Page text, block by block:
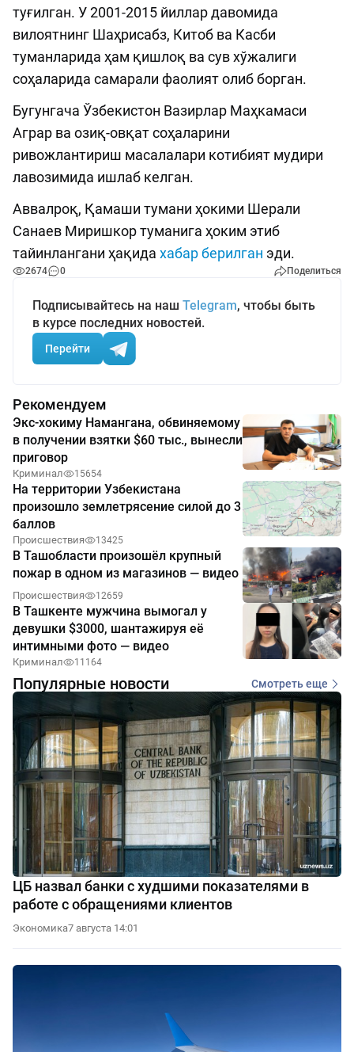
туғилган. У 2001-2015 йиллар давомида
вилоятнинг Шаҳрисабз, Китоб ва Касби
туманларида ҳам қишлоқ ва сув хўжалиги
соҳаларида самарали фаолият олиб борган.
Бугунгача Ўзбекистон Вазирлар Маҳкамаси
Aграр ва озиқ-овқат соҳаларини
ривожлантириш масалалари котибият мудири
лавозимида ишлаб келган.
Aввалроқ, Қамаши тумани ҳокими Шерали
Санаев Миришкор туманига ҳоким этиб
тайинлангани ҳақида хабар берилган эди.
2674 0 Поделиться
Подписывайтесь на наш Telegram, чтобы быть
в курсе последних новостей.
Перейти
Рекомендуем
Экс-хокиму Намангана, обвиняемому
в получении взятки $60 тыс., вынесли
приговор
Криминал 15654
На территории Узбекистана
произошло землетрясение силой до 3
баллов
Происшествия 13425
В Ташобласти произошёл крупный
пожар в одном из магазинов — видео
Происшествия 12659
В Ташкенте мужчина вымогал у
девушки $3000, шантажируя её
интимными фото — видео
Криминал 11164
Популярные новости Смотреть еще
ЦБ назвал банки с худшими показателями в
работе с обращениями клиентов
Экономика7 августа 14:01